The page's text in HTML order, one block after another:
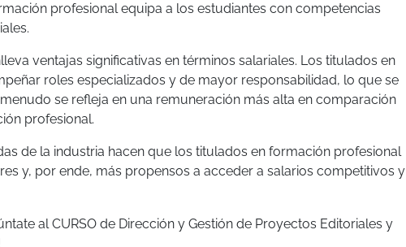
profesional equipa a los estudiantes con competencias
ventajas significativas en términos salariales. Los titulados en
roles especializados y de mayor responsabilidad, lo que se
se refleja en una remuneración más alta en comparación
profesional.
de la industria hacen que los titulados en formación profesional
y, por ende, más propensos a acceder a salarios competitivos y
al CURSO de Dirección y Gestión de Proyectos Editoriales y